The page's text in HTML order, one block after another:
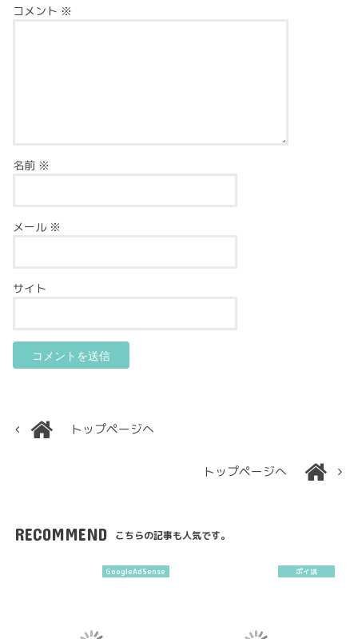
コメント ※
名前 ※
メール ※
サイト
トップページへ
トップページへ
RECOMMEND こちらの記事も人気です。
GoogleAdSense ポイ活